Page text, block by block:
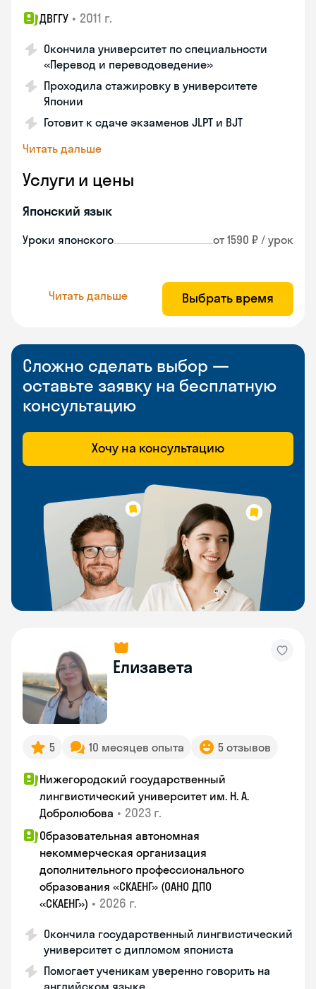
ДВГГУ • 2011 г.
Окончила университет по специальности
«Перевод и переводоведение»
Проходила стажировку в университете
Японии
Готовит к сдаче экзаменов JLPT и BJT
Читать дальше
Услуги и цены
Японский язык
Уроки японского от 1590 ₽ / урок
Читать дальше Выбрать время
Сложно сделать выбор —
оставьте заявку на бесплатную
консультацию
Хочу на консультацию
Елизавета
5 10 месяцев опыта 5 отзывов
Нижегородский государственный
лингвистический университет им. Н. А.
Добролюбова • 2023 г.
Образовательная автономная
некоммерческая организация
дополнительного профессионального
образования «СКАЕНГ» (ОАНО ДПО
«СКАЕНГ») • 2026 г.
Окончила государственный лингвистический
университет с дипломом япониста
Помогает ученикам уверенно говорить на
английском языке